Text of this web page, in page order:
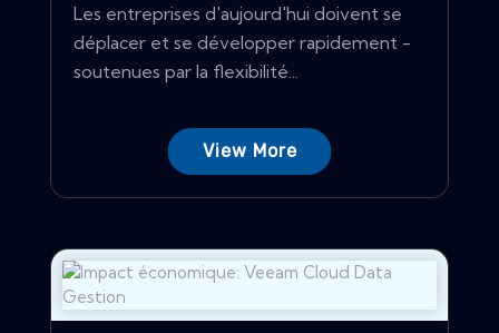
Les entreprises d'aujourd'hui doivent se
déplacer et se développer rapidement -
soutenues par la flexibilité...
View More